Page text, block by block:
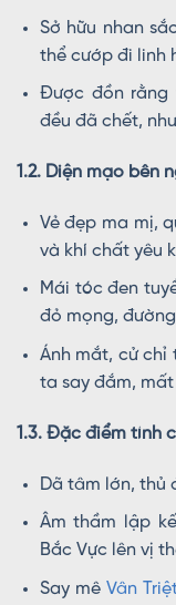
Sở hữu nhan
thể cướp đi linh
Được đồn rằng
đều đã chết,
1.2. Diện mạo bên
Vẻ đẹp ma mị,
và khí chất yêu
Mái tóc đen
đỏ mọng,
Ánh mắt, cử chỉ
ta say đắm, mất
1.3. Đặc điểm tính
Dã tâm lớn, thủ
Âm thầm lập
Bắc Vực lên vị
Say mê Vân